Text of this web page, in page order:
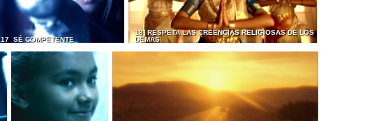
17 SÉ COMPETENTE
18 RESPETA LAS CREENCIAS RELIGIOSAS DE LOS
DEMÁS